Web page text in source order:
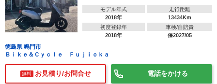
モデル年式
2018年
走行距離
13434Km
初度登録年
2018年
車検/自賠責
保2027/05
徳島県 鳴門市
Ｂｉｋｅ＆Ｃｙｃｌｅ Ｆｕｊｉｏｋａ
無料 お見積り/お問合せ 電話をかける